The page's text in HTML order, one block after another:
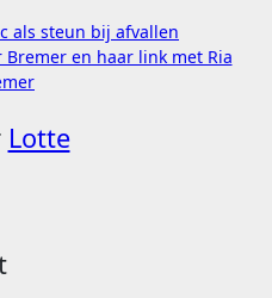
als steun bij afvallen
Bremer en haar link met Ria
Lotte